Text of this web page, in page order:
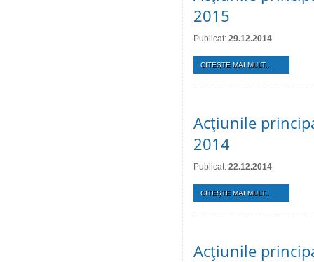
2015
Publicat: 29.12.2014
CITEŞTE MAI MULT...
Acţiunile
2014
Publicat: 22.12.2014
CITEŞTE MAI MULT...
Acţiunile